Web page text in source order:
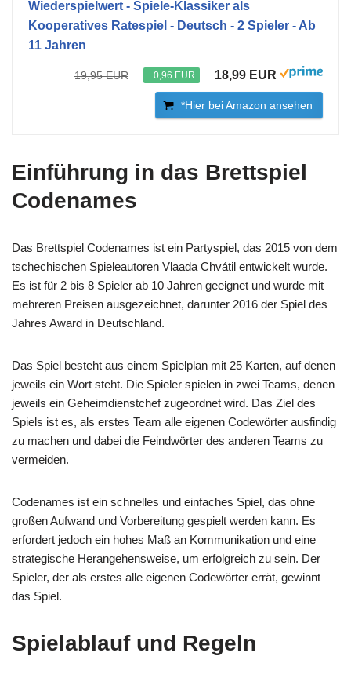
Wiederspielwert - Spiele-Klassiker als
Kooperatives Ratespiel - Deutsch - 2 Spieler - Ab
11 Jahren
19,95 EUR −0,96 EUR 18,99 EUR
*Hier bei Amazon ansehen
Einführung in das Brettspiel
Codenames
Das Brettspiel Codenames ist ein Partyspiel, das 2015 von dem
tschechischen Spieleautoren Vlaada Chvátil entwickelt wurde.
Es ist für 2 bis 8 Spieler ab 10 Jahren geeignet und wurde mit
mehreren Preisen ausgezeichnet, darunter 2016 der Spiel des
Jahres Award in Deutschland.
Das Spiel besteht aus einem Spielplan mit 25 Karten, auf denen
jeweils ein Wort steht. Die Spieler spielen in zwei Teams, denen
jeweils ein Geheimdienstchef zugeordnet wird. Das Ziel des
Spiels ist es, als erstes Team alle eigenen Codewörter ausfindig
zu machen und dabei die Feindwörter des anderen Teams zu
vermeiden.
Codenames ist ein schnelles und einfaches Spiel, das ohne
großen Aufwand und Vorbereitung gespielt werden kann. Es
erfordert jedoch ein hohes Maß an Kommunikation und eine
strategische Herangehensweise, um erfolgreich zu sein. Der
Spieler, der als erstes alle eigenen Codewörter errät, gewinnt
das Spiel.
Spielablauf und Regeln